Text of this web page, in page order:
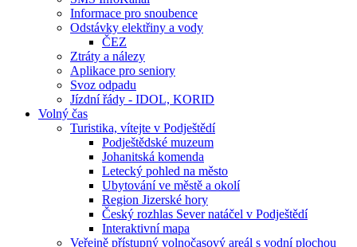
Informace pro snoubence
Odstávky elektřiny a vody
ČEZ
Ztráty a nálezy
Aplikace pro seniory
Svoz odpadu
Jízdní řády - IDOL, KORID
Volný čas
Turistika, vítejte v Podještědí
Podještědské muzeum
Johanitská komenda
Letecký pohled na město
Ubytování ve městě a okolí
Region Jizerské hory
Český rozhlas Sever natáčel v Podještědí
Interaktivní mapa
Veřejně přístupný volnočasový areál s vodní plochou